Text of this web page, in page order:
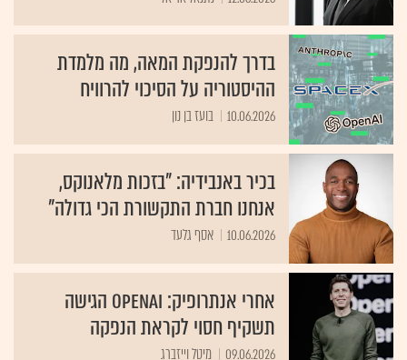
בדרך להנפקת המאה, מה מלמדת
ההיסטוריה על הסיכוי להרוויח
10.06.2026 בועז בן נון
בכיר באנבידיה: "בזכות מלאנוקס,
אנחנו חברת התקשורת הכי גדולה"
10.06.2026 אסף גלעד
אחרי אנתרופיק: OpenAI הגישה
תשקיף חסוי לקראת הנפקה
09.06.2026 מיטל וייזברג